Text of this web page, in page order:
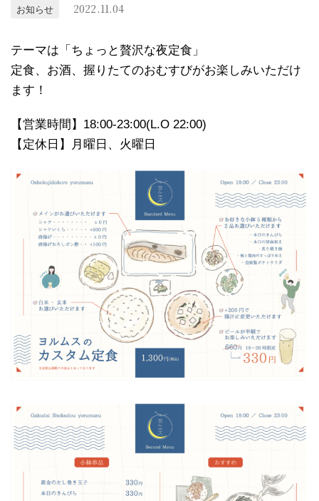
お知らせ 2022.11.04
テーマは「ちょっと贅沢な夜定食」
定食、お酒、握りたてのおむすびがお楽しみいただけ
ます！
【営業時間】18:00-23:00(L.O 22:00)
【定休日】月曜日、火曜日